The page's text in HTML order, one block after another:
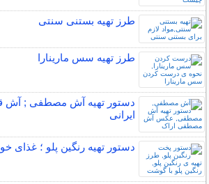
طرز تهیه بستنی سنتی
طرز تهیه سس مارینارا
دستور تهیه آش مصطفی ; آش
ایرانی
دستور تهیه رنگین پلو ؛ غذای